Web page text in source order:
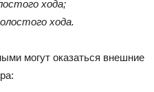
хода;
хода.
могут оказаться внешние